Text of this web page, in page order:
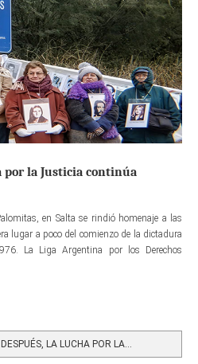
por la Justicia continúa
en Salta se rindió homenaje a las
lugar a poco del comienzo de la dictadura
La Liga Argentina por los Derechos
LA LUCHA POR LA...